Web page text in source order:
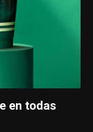
en todas